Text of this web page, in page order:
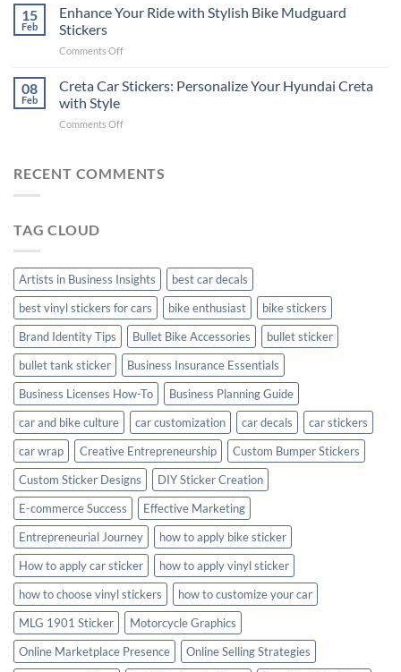
2025
Social
Your
The
Guide
15
Feb
Enhance Your Ride with Stylish Bike Mudguard
Stickers
Comments Offon
Your
Stylish
Stickers
08
Feb
Creta Car Stickers: Personalize Your Hyundai Creta
with Style
Comments Offon
Stickers:
RECENT COMMENTS
TAG CLOUD
Artists in Business Insights
best car decals
best vinyl stickers for cars
bike enthusiast
bike stickers
Brand Identity Tips
Bullet Bike Accessories
bullet sticker
bullet tank sticker
Business Insurance Essentials
Business Licenses How-To
Business Planning Guide
car and bike culture
car customization car decals
car stickers
car wrap
Creative Entrepreneurship
Custom Bumper Stickers
Custom Sticker Designs
DIY Sticker Creation
E-commerce Success
Effective Marketing
Entrepreneurial Journey
how to apply bike sticker
How to apply car sticker
how to apply vinyl sticker
how to choose vinyl stickers
how to customize your car
MLG 1901 Sticker
Motorcycle Graphics
Online Marketplace Presence
Online Selling Strategies